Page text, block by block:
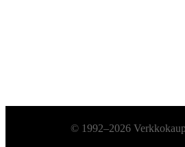
Alatunniste© 1992–2026